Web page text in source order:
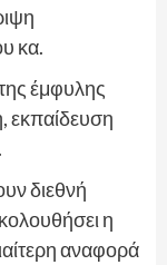
κα.
έμφυλης
εκπαίδευση
διεθνή
η
αναφορά